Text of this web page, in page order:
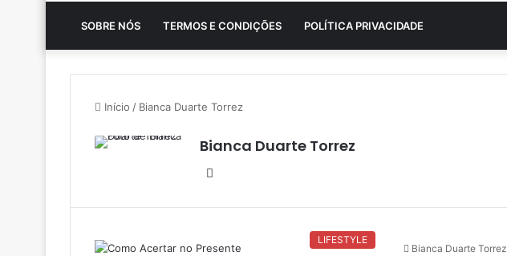
SOBRE NÓS TERMOS E CONDIÇÕES POLÍTICA PRIVACIDADE
Início / Bianca Duarte Torrez
Bianca Duarte Torrez
LIFESTYLE
Bianca Duarte Torrez